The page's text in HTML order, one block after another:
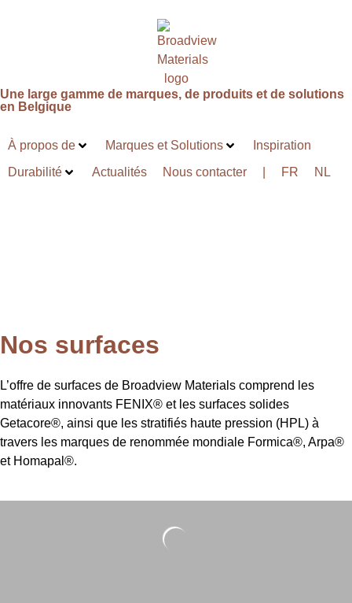
Une large gamme de marques, de produits et de solutions
en Belgique
À propos de Marques et Solutions
Inspiration
Durabilité
Actualités Nous contacter FR NL
Nos surfaces
L’offre de surfaces de Broadview Materials comprend les
matériaux innovants FENIX® et les surfaces solides
Getacore®, ainsi que les stratifiés haute pression (HPL) à
travers les marques de renommée mondiale Formica®, Arpa®
et Homapal®.